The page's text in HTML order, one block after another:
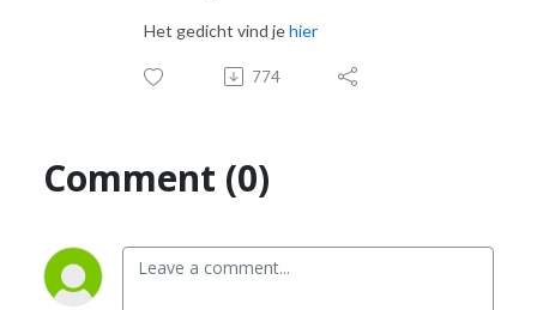
Het gedicht vind jehier
774
Comment (0)